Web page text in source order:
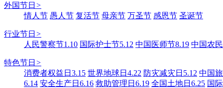
外国节日 >
情人节 愚人节 复活节 母亲节 万圣节 感恩节 圣诞节
行业节日 >
人民警察节1.10 国际护士节5.12 中国医师节8.19 中国农
特色节日 >
消费者权益日3.15 世界地球日4.22 防灾减灾日5.12 中国
6.14 安全生产日6.16 救助管理日6.19 全国土地日6.25 国